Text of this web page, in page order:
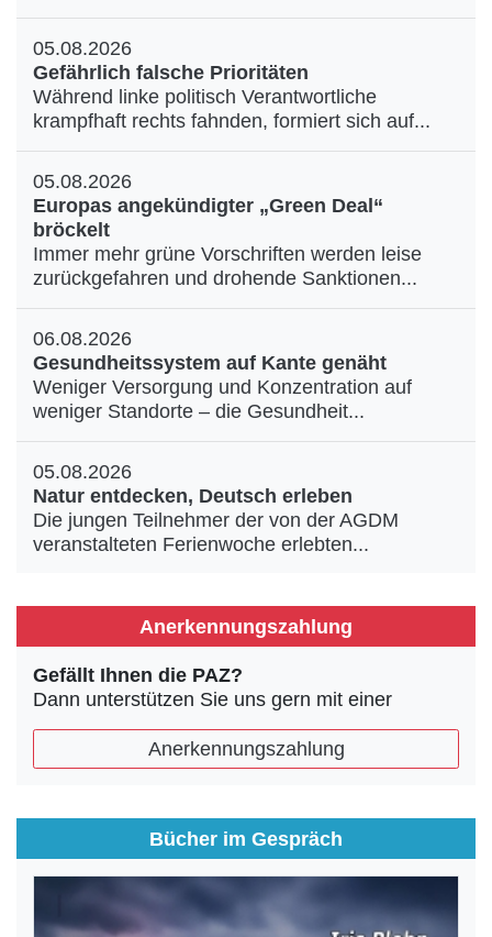
05.08.2026
Gefährlich falsche Prioritäten
Während linke politisch Verantwortliche
krampfhaft rechts fahnden, formiert sich auf...
05.08.2026
Europas angekündigter „Green Deal“
bröckelt
Immer mehr grüne Vorschriften werden leise
zurückgefahren und drohende Sanktionen...
06.08.2026
Gesundheitssystem auf Kante genäht
Weniger Versorgung und Konzentration auf
weniger Standorte – die Gesundheit...
05.08.2026
Natur entdecken, Deutsch erleben
Die jungen Teilnehmer der von der AGDM
veranstalteten Ferienwoche erlebten...
Anerkennungszahlung
Gefällt Ihnen die PAZ?
Dann unterstützen Sie uns gern mit einer
Anerkennungszahlung
Bücher im Gespräch